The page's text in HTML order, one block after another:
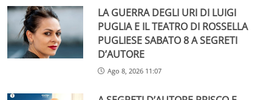
LA GUERRA DEGLI URI DI LUIGI
PUGLIA E IL TEATRO DI ROSSELLA
PUGLIESE SABATO 8 A SEGRETI
D’AUTORE
Ago 8, 2026 11:07